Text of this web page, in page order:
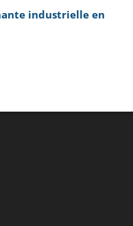
industrielle en